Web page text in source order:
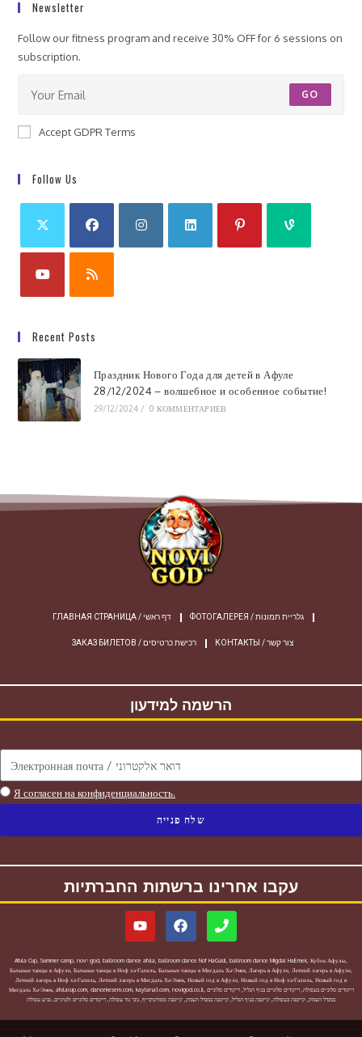
Newsletter
Follow our fitness program and receive 30% OFF for 6 sessions on
subscription.
GO
Accept GDPR Terms
Follow Us
Recent Posts
Праздник Нового Года для детей в Афуле
28/12/2024 – волшебное и особенное событие!
29/12/2024 / 0 КОММЕНТАРИЕВ
ГЛАВНАЯ СТРАНИЦА / דף ראשי ФОТОГАЛЕРЕЯ / גלריית תמונות
ЗАКАЗ БИЛЕТОВ / רכישת כרטיסים КОНТАКТЫ / צור קשר
הרשמה למידעון
Я согласен на конфиденциальность.
שלח פנייה
עקבו אחרינו ברשתות החברתיות
Afula Cup, Summer camp, novו god, ballroom dance afula, ballroom dance Nof HaGalil, ballroom dance Migdal HaEmek, Кубок Афулы,
Бальные танцы в Афуле, Бальные танцы в Ноф ха-Галиль, Бальные танцы в Мигдаль Ха-Эмек, Лагерь в Афуле, Летний лагерь в Афуле,
Летний лагерь в Ноф ха-Галиль, Летний лагерь в Мигдаль Ха-Эмек, Новый год в Афуле, Новый год в Ноф ха-Галиль, Новый год в
Мигдаль Ха-Эмек, afulacup.com, dancekesem.com, kaytana1.com, novigod.co.il, ריקודים סלוניים בעפולה,ריקודים סלוניים בנוף הגליל,ריקודים סלוניים
במגדל העמק, קייטנה בעפולה, קייטנה בנוף הגליל, קייטנה במגדל העמק, קייטנה ספורטיכייף, נובי גוד עפולה, ריקודים סלוניים ולטיניים, גביע עפולה